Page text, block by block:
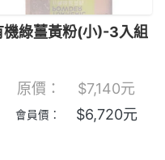
機綠薑黃粉(小)-3入組
原價： $7,140元
會員價： $6,720元